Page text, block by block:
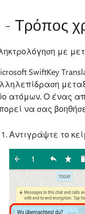
- Τρόπος
με
SwiftKey
ατόμων. Ο ένας
να σας
Αντιγράψτε το